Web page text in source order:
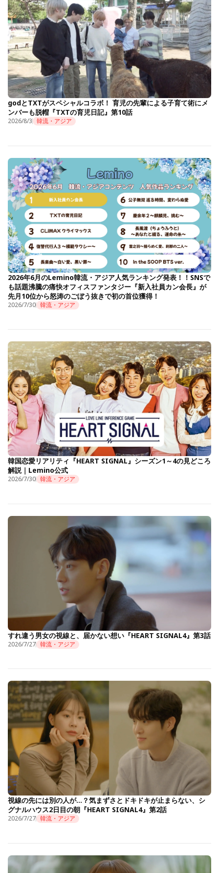
godとTXTがスペシャルコラボ！ 育児の先輩による子育て術にメ
ンバーも脱帽『TXTの育児日記』第10話
2026/8/3 韓流・アジア
2026年6月のLemino韓流・アジア人気ランキング発表！！SNSで
も話題沸騰の痛快オフィスファンタジー『新入社員カン会長』が
先月10位から怒涛のごぼう抜きで初の首位獲得！
2026/7/30 韓流・アジア
韓国恋愛リアリティ『HEART SIGNAL』シーズン1～4の見どころ
解説｜Lemino公式
2026/7/30 韓流・アジア
すれ違う男女の視線と、届かない想い『HEART SIGNAL4』第3話
2026/7/27 韓流・アジア
視線の先には別の人が…？気まずさとドキドキが止まらない、シ
グナルハウス2日目の朝『HEART SIGNAL4』第2話
2026/7/27 韓流・アジア